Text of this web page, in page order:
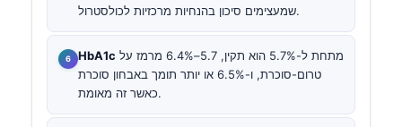
שמעצימים סיכון בהנחיות מרכזיות לכולסטרול.
HbA1c
טרום-סוכרת, ו-6.5% או יותר תומך באבחון סוכרת
כאשר זה מאומת.